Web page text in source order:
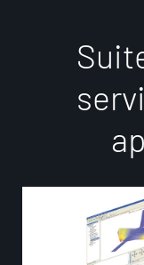
Suit
servi
ap